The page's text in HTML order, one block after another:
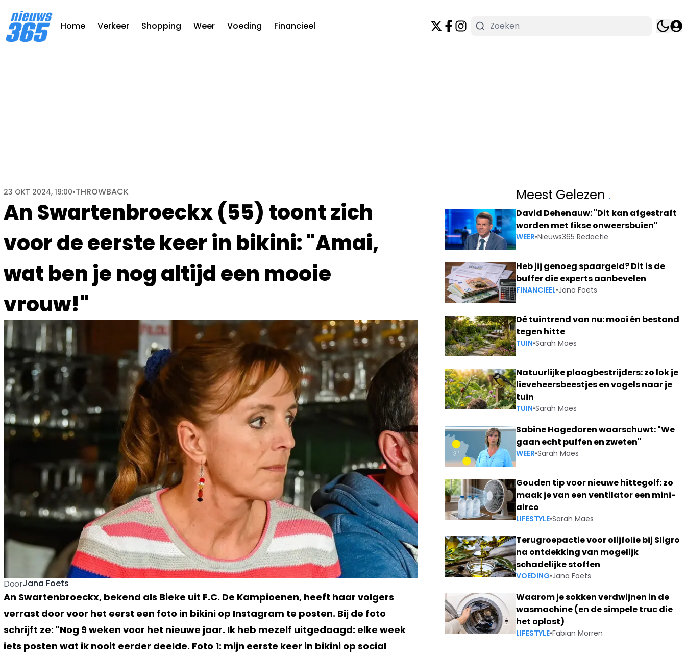
Home Verkeer Shopping Weer Voeding Financieel
An Swartenbroeckx (55) toont zich
voor de eerste keer in bikini: "Amai,
wat ben je nog altijd een mooie
vrouw!"
23 OKT 2024, 19:00•THROWBACK
DoorJana Foets
An Swartenbroeckx, bekend als Bieke uit F.C. De Kampioenen, heeft haar volgers
verrast door voor het eerst een foto in bikini op Instagram te posten. Bij de foto
schrijft ze: "Nog 9 weken voor het nieuwe jaar. Ik heb mezelf uitgedaagd: elke week
iets posten wat ik nooit eerder deelde. Foto 1: mijn eerste keer in bikini op social
Meest Gelezen .
David Dehenauw: "Dit kan afgestraft
worden met fikse onweersbuien"
WEER•Nieuws365 Redactie
Heb jij genoeg spaargeld? Dit is de
buffer die experts aanbevelen
FINANCIEEL•Jana Foets
Dé tuintrend van nu: mooi én bestand
tegen hitte
TUIN•Sarah Maes
Natuurlijke plaagbestrijders: zo lok je
lieveheersbeestjes en vogels naar je
tuin
TUIN•Sarah Maes
Sabine Hagedoren waarschuwt: "We
gaan echt puffen en zweten"
WEER•Sarah Maes
Gouden tip voor nieuwe hittegolf: zo
maak je van een ventilator een mini-
airco
LIFESTYLE•Sarah Maes
Terugroepactie voor olijfolie bij Sligro
na ontdekking van mogelijk
schadelijke stoffen
VOEDING•Jana Foets
Waarom je sokken verdwijnen in de
wasmachine (en de simpele truc die
het oplost)
LIFESTYLE•Fabian Morren